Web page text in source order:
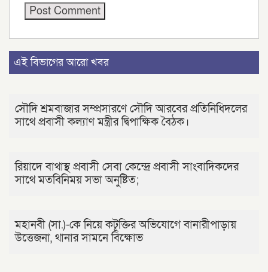
এই বিভাগের আরো খবর
সৌদি শ্রমবাজার সম্প্রসারণে সৌদি আরবের প্রতিনিধিদলের
সাথে প্রবাসী কল্যাণ মন্ত্রীর দ্বিপাক্ষিক বৈঠক।
রিয়াদে বাথাস্থ প্রবাসী সেবা কেন্দ্রে প্রবাসী সাংবাদিকদের
সাথে মতবিনিময় সভা অনুষ্টিত;
মহানবী (সা.)-কে নিয়ে কটূক্তির অভিযোগে বানারীপাড়ায়
উত্তেজনা, থানার সামনে বিক্ষোভ